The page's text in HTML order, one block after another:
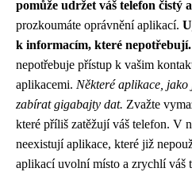
pomůže udržet váš telefon čistý
prozkoumáte oprávnění aplikací.
k informacím, které nepotřebují.
nepotřebuje přístup k vašim
aplikacemi. Některé aplikace,
zabírat gigabajty dat. Zvažte
které příliš zatěžují váš telefon. V
neexistují aplikace, které již
aplikací uvolní místo a zrychlí váš